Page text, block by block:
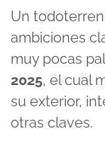
Un
ambiciones
muy pocas
2025, el cual
su exterior,
otras claves.